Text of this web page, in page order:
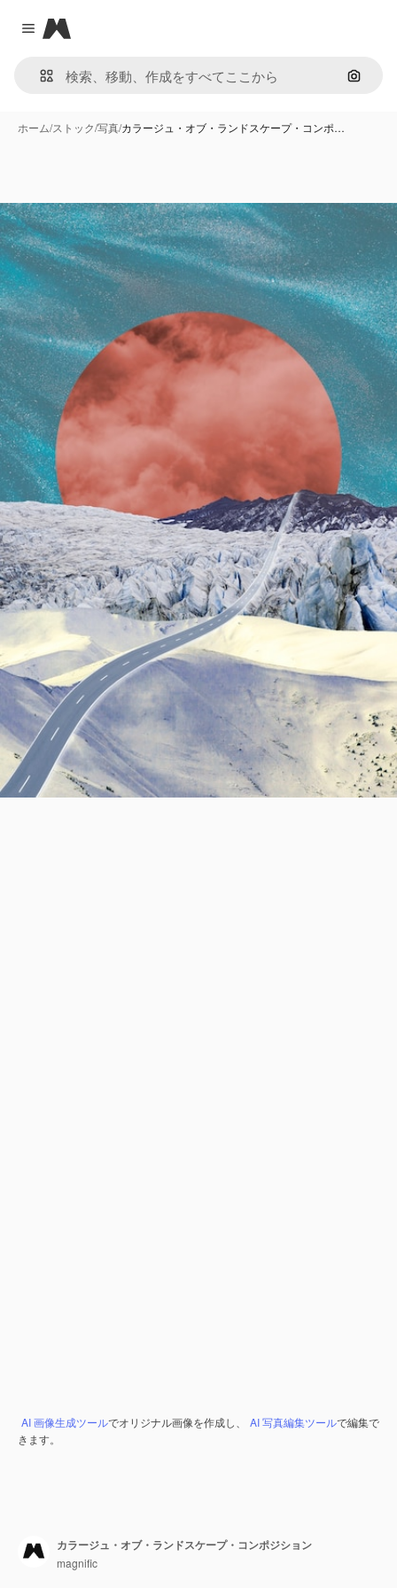
Close menu
Magnific
画像で
ホーム/ストック/写真/カラージュ・オブ・ランドスケープ・コンポ…
AI 画像生成ツールでオリジナル画像を作成し、 AI 写真編集ツールで編集で
きます。
カラージュ・オブ・ランドスケープ・コンポジション
magnific